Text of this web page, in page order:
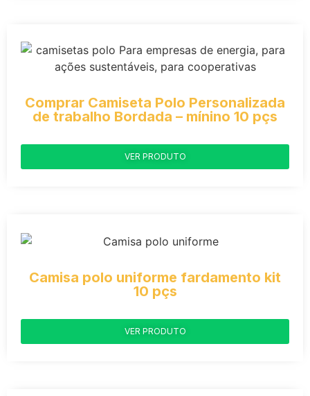
Comprar Camiseta Polo Personalizada
de trabalho Bordada – mínino 10 pçs
VER PRODUTO
Camisa polo uniforme fardamento kit
10 pçs
VER PRODUTO